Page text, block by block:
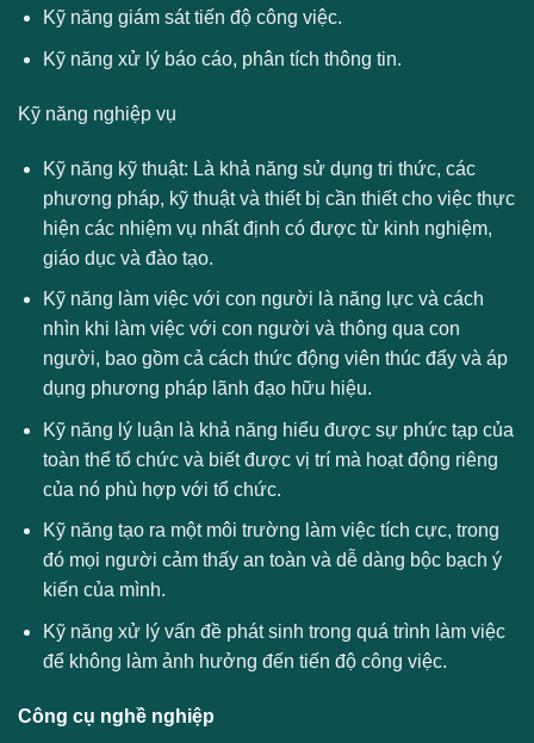
Kỹ năng giám sát tiến độ công việc.
Kỹ năng xử lý báo cáo, phân tích thông tin.
Kỹ năng nghiệp vụ
Kỹ năng kỹ thuật: Là khả năng sử dụng tri thức, các
phương pháp, kỹ thuật và thiết bị cần thiết cho việc thực
hiện các nhiệm vụ nhất định có được từ kinh nghiệm,
giáo dục và đào tạo.
Kỹ năng làm việc với con người là năng lực và cách
nhìn khi làm việc với con người và thông qua con
người, bao gồm cả cách thức động viên thúc đẩy và áp
dụng phương pháp lãnh đạo hữu hiệu.
Kỹ năng lý luận là khả năng hiểu được sự phức tạp của
toàn thể tổ chức và biết được vị trí mà hoạt động riêng
của nó phù hợp với tổ chức.
Kỹ năng tạo ra một môi trường làm việc tích cực, trong
đó mọi người cảm thấy an toàn và dễ dàng bộc bạch ý
kiến của mình.
Kỹ năng xử lý vấn đề phát sinh trong quá trình làm việc
để không làm ảnh hưởng đến tiến độ công việc.
Công cụ nghề nghiệp